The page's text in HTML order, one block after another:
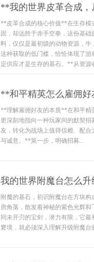
**我的世界皮革合成
**皮革合成的核心价值**在生存模
固，却远胜于赤手空拳，这份基
料，仅仅是最初级的动物资源，
这种获取的低门槛，恰恰体现了
定供应才是生存的基石。**从资源
**和平精英怎么雇佣
**理解雇佣好友的本质**在和平精
更深刻地指向一种玩家间的默契
友，转化为战场上值得信赖、配
与诚意。**第一步，明确招募...
我的世界附魔台怎么
附魔的基石，初识附魔台在方块
房角落，散发着神秘的紫色光辉
同未开刃的宝剑，潜力有限，它
窘境，就必须深入理解升级附魔